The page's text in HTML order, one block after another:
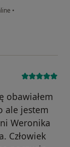
•
obawiałem
ale jestem
Weronika
Człowiek